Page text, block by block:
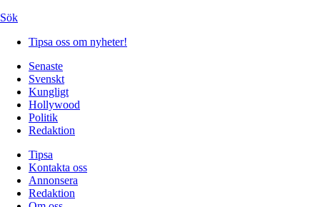
Sök
Tipsa oss om nyheter!
Senaste
Svenskt
Kungligt
Hollywood
Politik
Redaktion
Tipsa
Kontakta oss
Annonsera
Redaktion